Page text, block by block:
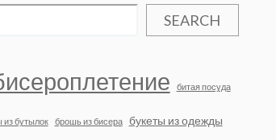
SEARCH
битая посуда
из бутылок брошь из бисера букеты из одежды